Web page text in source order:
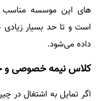
های این موسسه مناسب
است و تا حد بسیار
داده می‌شود.
کلاس نیمه خصوصی و
اگر تمایل به اشتغال در